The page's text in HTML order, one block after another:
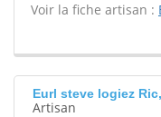
Voir la fiche artisan :
Eurl steve logiez
Artisan